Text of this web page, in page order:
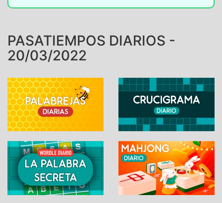
PASATIEMPOS DIARIOS -
20/03/2022